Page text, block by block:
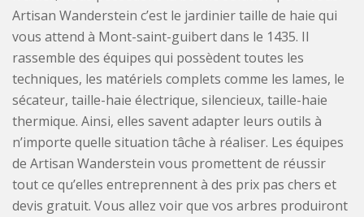
Artisan Wanderstein c’est le jardinier taille de haie qui
vous attend à Mont-saint-guibert dans le 1435. Il
rassemble des équipes qui possèdent toutes les
techniques, les matériels complets comme les lames, le
sécateur, taille-haie électrique, silencieux, taille-haie
thermique. Ainsi, elles savent adapter leurs outils à
n’importe quelle situation tâche à réaliser. Les équipes
de Artisan Wanderstein vous promettent de réussir
tout ce qu’elles entreprennent à des prix pas chers et
devis gratuit. Vous allez voir que vos arbres produiront